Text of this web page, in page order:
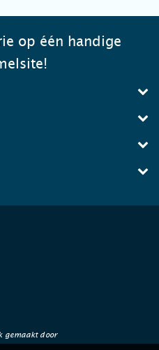
op één handige
gemaakt door